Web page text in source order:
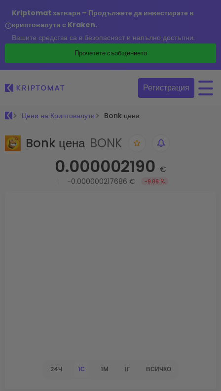
Kriptomat затваря – Продължете да инвестирате в
криптовалути с Kraken.
Вашите средства са в безопасност и напълно достъпни.
Прочетете съобщението
Регистрация
Цени на Криптовалути Bonk цена
Bonk цена BONK
0.000002190 €
-0.000000217686 € -9.89 %
24Ч 1С 1M 1Г ВСИЧКО